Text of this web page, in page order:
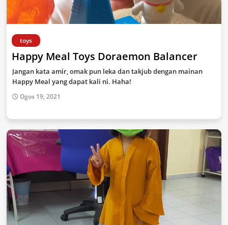
toys
Happy Meal Toys Doraemon Balancer
Jangan kata amir, omak pun leka dan takjub dengan mainan
Happy Meal yang dapat kali ni. Haha!
Ogos 19, 2021